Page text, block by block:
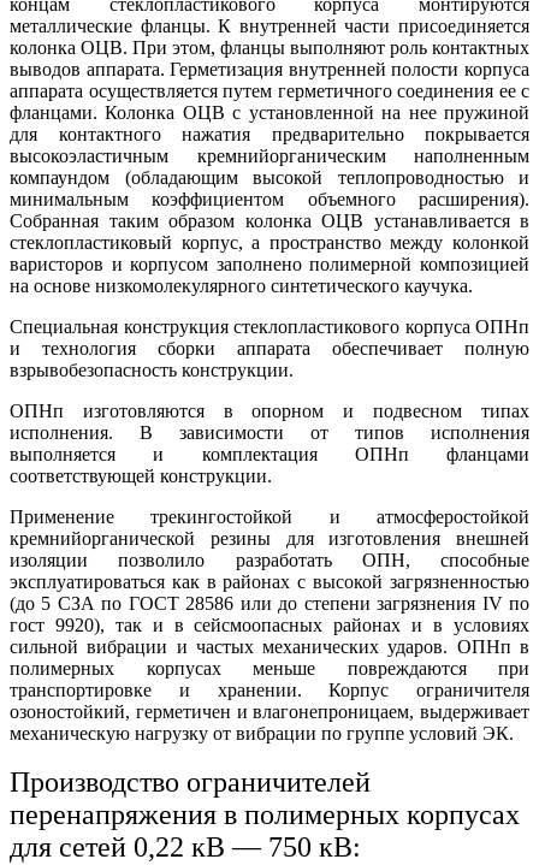
металлические фланцы. К внутренней части присоединяется
колонка ОЦВ. При этом, фланцы выполняют роль контактных
выводов аппарата. Герметизация внутренней полости корпуса
аппарата осуществляется путем герметичного соединения ее с
фланцами. Колонка ОЦВ с установленной на нее пружиной
для контактного нажатия предварительно покрывается
высокоэластичным кремнийорганическим наполненным
компаундом (обладающим высокой теплопроводностью и
минимальным коэффициентом объемного расширения).
Собранная таким образом колонка ОЦВ устанавливается в
стеклопластиковый корпус, а пространство между колонкой
варисторов и корпусом заполнено полимерной композицией
на основе низкомолекулярного синтетического каучука.
Специальная конструкция стеклопластикового корпуса ОПНп
и технология сборки аппарата обеспечивает полную
взрывобезопасность конструкции.
ОПНп изготовляются в опорном и подвесном типах
исполнения. В зависимости от типов исполнения
выполняется и комплектация ОПНп фланцами
соответствующей конструкции.
Применение трекингостойкой и атмосферостойкой
кремнийорганической резины для изготовления внешней
изоляции позволило разработать ОПН, способные
эксплуатироваться как в районах с высокой загрязненностью
(до 5 СЗА по ГОСТ 28586 или до степени загрязнения IV по
гост 9920), так и в сейсмоопасных районах и в условиях
сильной вибрации и частых механических ударов. ОПНп в
полимерных корпусах меньше повреждаются при
транспортировке и хранении. Корпус ограничителя
озоностойкий, герметичен и влагонепроницаем, выдерживает
механическую нагрузку от вибрации по группе условий ЭК.
Производство ограничителей
перенапряжения в полимерных корпусах
для сетей 0,22 кВ — 750 кВ: